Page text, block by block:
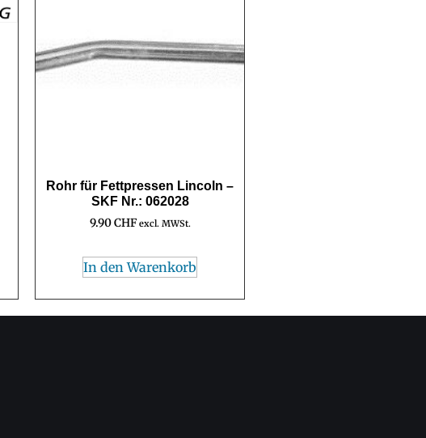
Rohr für Fettpressen Lincoln –
SKF Nr.: 062028
9.90CHF excl. MWSt.
In den Warenkorb